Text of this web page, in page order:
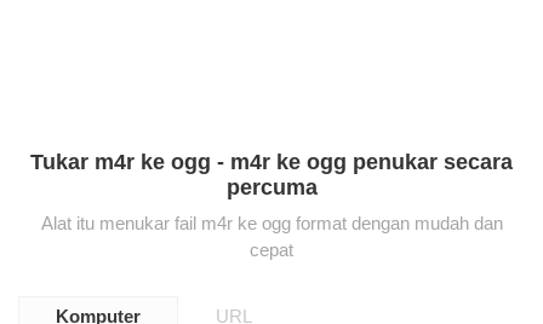
Tukar m4r ke ogg - m4r ke ogg penukar secara
percuma
Alat itu menukar fail m4r ke ogg format dengan mudah dan
cepat
Komputer URL